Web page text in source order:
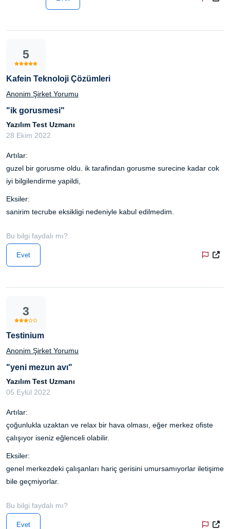
5
Kafein Teknoloji Çözümleri
Anonim Şirket Yorumu
"ik gorusmesi"
Yazılım Test Uzmanı
28 Ekim 2022
Artılar:
guzel bir gorusme oldu. ik tarafindan gorusme surecine kadar cok
iyi bilgilendirme yapildi,
Eksiler:
sanirim tecrube eksikligi nedeniyle kabul edilmedim.
Bu bilgi faydalı mı?
Evet
3
Testinium
Anonim Şirket Yorumu
"yeni mezun avı"
Yazılım Test Uzmanı
05 Eylül 2022
Artılar:
çoğunlukla uzaktan ve relax bir hava olması, eğer merkez ofiste
çalışıyor iseniz eğlenceli olabilir.
Eksiler:
genel merkezdeki çalışanları hariç gerisini umursamıyorlar iletişime
bile geçmiyorlar.
Bu bilgi faydalı mı?
Evet